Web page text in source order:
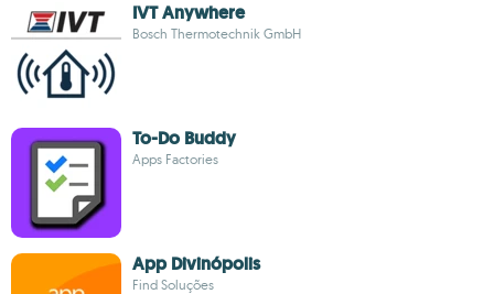
IVT Anywhere
Bosch Thermotechnik GmbH
To-Do Buddy
Apps Factories
App Divinópolis
Find Soluções